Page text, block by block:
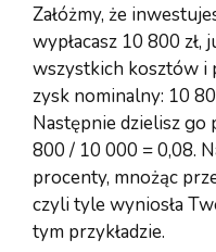
Załóżmy, że
wypłacasz 10 800
wszystkich kosztów i
zysk nominalny: 10
Następnie dzielisz go
800 / 10 000 = 0,08.
procenty, mnożąc
czyli tyle wyniosła
tym przykładzie.